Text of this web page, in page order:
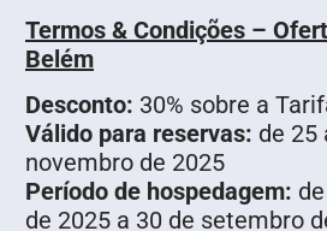
Termos & Condições –
Belém
Desconto: 30% sobre a
Válido para reservas: de 25
novembro de 2025
Período de hospedagem:
de 2025 a 30 de setembro